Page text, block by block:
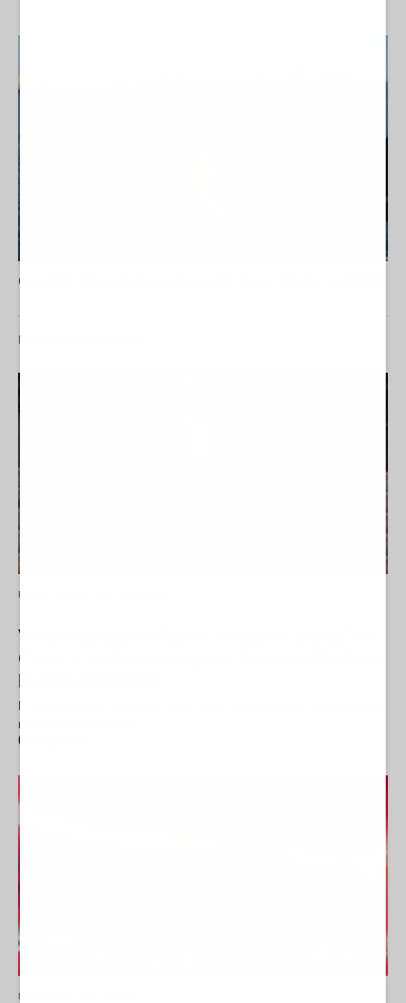
Cuando las palabras dejan de describir la realidad
FRONTERA E INMIGRACIÓN
Vivas traslada al Rey la "situación crítica" de
Ceuta y reclama recuperar la normalidad tras
la crisis fronteriza
El presidente de la Ciudad, Juan Vivas, ha asegurado que la reunión
mantenida este jueves…
06/08/2026
NOTICIAS